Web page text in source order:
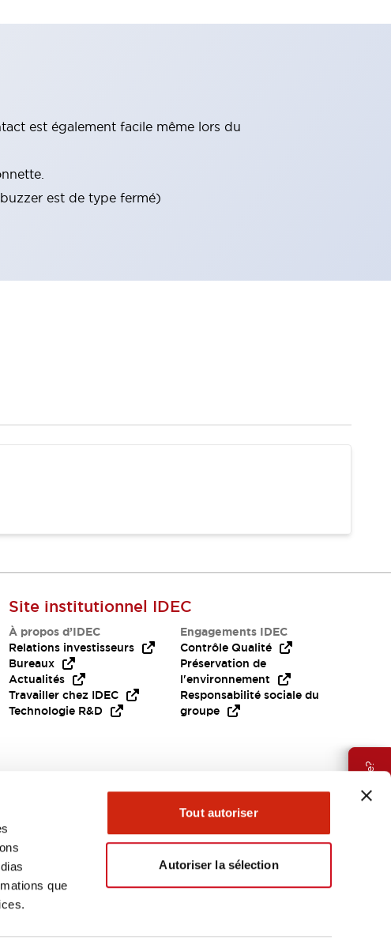
que
Tout autoriser
Autoriser la sélection
Besoin d'aide?
est également facile même lors du
est de type fermé)
Site institutionnel IDEC
À propos d’IDEC
Relations investisseurs
Bureaux
Actualités
Travailler chez IDEC
Technologie R&D
Engagements IDEC
Contrôle Qualité
Préservation de
l'environnement
Responsabilité sociale du
groupe
EMEA